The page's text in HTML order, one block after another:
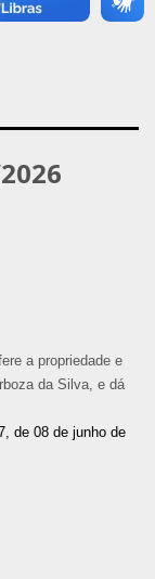
a propriedade e
da Silva, e dá
de 08 de junho de